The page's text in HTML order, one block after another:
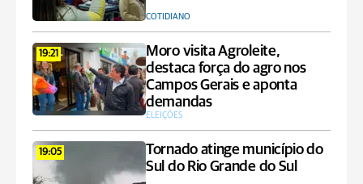
COTIDIANO
19:21
Moro visita Agroleite,
destaca força do agro nos
Campos Gerais e aponta
demandas
ELEIÇÕES
19:05
Tornado atinge município do
Sul do Rio Grande do Sul